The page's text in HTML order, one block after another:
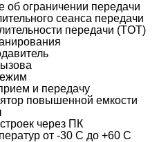
об ограничении передачи
сеанса передачи
передачи (TOT)
и передачу
повышенной емкости
через ПК
от -30 С до +60 С